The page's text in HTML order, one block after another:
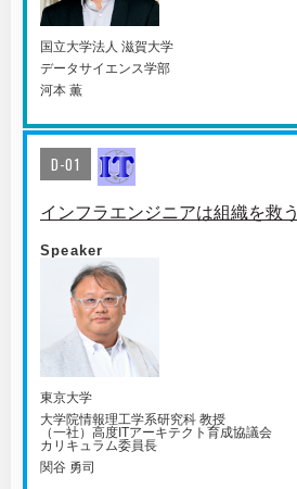
国⽴⼤学法⼈ 滋賀⼤学
データサイエンス学部
河本 薫
D-01
インフラエンジニアは組織を救う
Speaker
東京大学
大学院情報理工学系研究科 教授
（一社）高度ITアーキテクト育成協議会
カリキュラム委員長
関谷 勇司